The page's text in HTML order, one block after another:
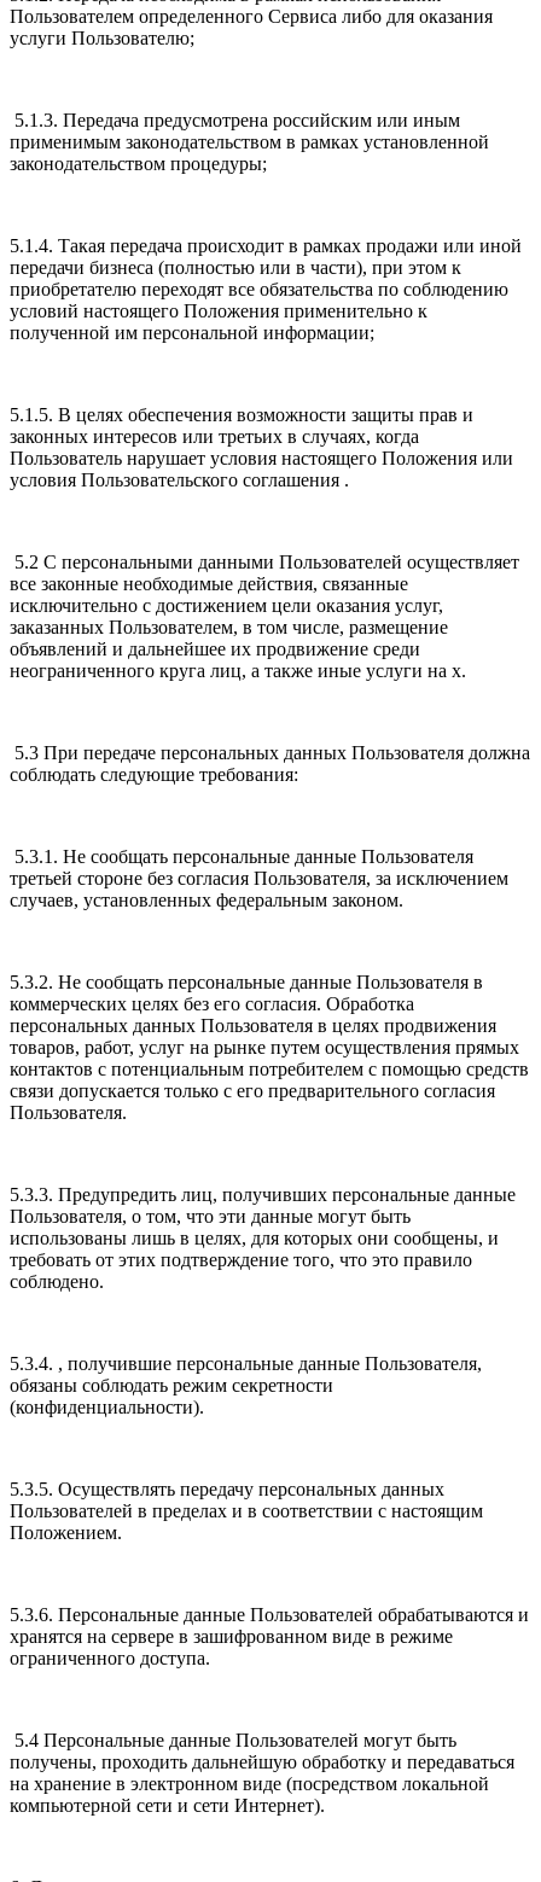
Пользователем определенного Сервиса либо для оказания
услуги Пользователю;
5.1.3. Передача предусмотрена российским или иным
применимым законодательством в рамках установленной
законодательством процедуры;
5.1.4. Такая передача происходит в рамках продажи или иной
передачи бизнеса (полностью или в части), при этом к
приобретателю переходят все обязательства по соблюдению
условий настоящего Положения применительно к
полученной им персональной информации;
5.1.5. В целях обеспечения возможности защиты прав и
законных интересов или третьих в случаях, когда
Пользователь нарушает условия настоящего Положения или
условия Пользовательского соглашения .
5.2 С персональными данными Пользователей осуществляет
все законные необходимые действия, связанные
исключительно с достижением цели оказания услуг,
заказанных Пользователем, в том числе, размещение
объявлений и дальнейшее их продвижение среди
неограниченного круга лиц, а также иные услуги на х.
5.3 При передаче персональных данных Пользователя должна
соблюдать следующие требования:
5.3.1. Не сообщать персональные данные Пользователя
третьей стороне без согласия Пользователя, за исключением
случаев, установленных федеральным законом.
5.3.2. Не сообщать персональные данные Пользователя в
коммерческих целях без его согласия. Обработка
персональных данных Пользователя в целях продвижения
товаров, работ, услуг на рынке путем осуществления прямых
контактов с потенциальным потребителем с помощью средств
связи допускается только с его предварительного согласия
Пользователя.
5.3.3. Предупредить лиц, получивших персональные данные
Пользователя, о том, что эти данные могут быть
использованы лишь в целях, для которых они сообщены, и
требовать от этих подтверждение того, что это правило
соблюдено.
5.3.4. , получившие персональные данные Пользователя,
обязаны соблюдать режим секретности
(конфиденциальности).
5.3.5. Осуществлять передачу персональных данных
Пользователей в пределах и в соответствии с настоящим
Положением.
5.3.6. Персональные данные Пользователей обрабатываются и
хранятся на сервере в зашифрованном виде в режиме
ограниченного доступа.
5.4 Персональные данные Пользователей могут быть
получены, проходить дальнейшую обработку и передаваться
на хранение в электронном виде (посредством локальной
компьютерной сети и сети Интернет).